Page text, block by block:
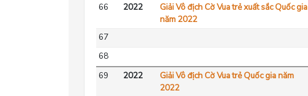
66
2022
Giải Vô địch Cờ Vua trẻ xuất sắc Quốc gia
năm 2022
67
68
69
2022
Giải Vô địch Cờ Vua trẻ Quốc gia năm
2022